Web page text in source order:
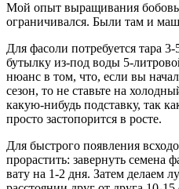
Мой опыт выращивания
ограничивался. Были там и
Для фасоли потребуется тара
бутылку из-под воды 5-
нюанс в том, что, если вы
сезон, то не ставьте на
какую-нибудь подставку, так
просто застопорится в росте.
Для быстрого появления
прорастить: завернуть семена
вату на 1-2 дня. Затем делаем